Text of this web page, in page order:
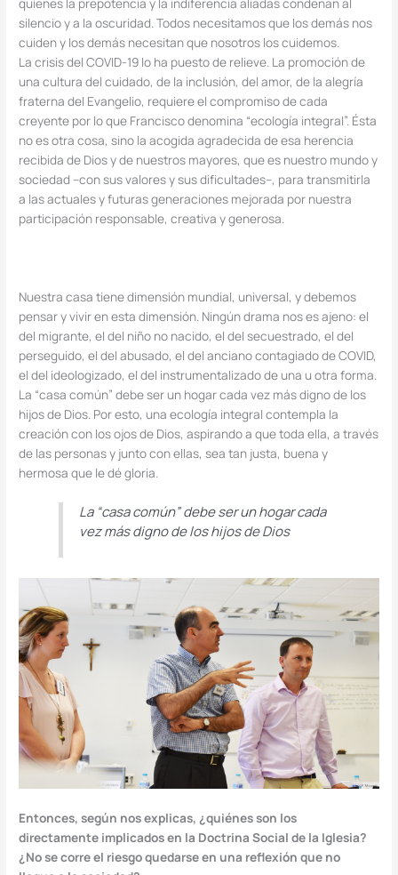
silencio y a la oscuridad. Todos necesitamos que los demás nos
cuiden y los demás necesitan que nosotros los cuidemos.
La crisis del COVID-19 lo ha puesto de relieve. La promoción de
una cultura del cuidado, de la inclusión, del amor, de la alegría
fraterna del Evangelio, requiere el compromiso de cada
creyente por lo que Francisco denomina “ecología integral”. Ésta
no es otra cosa, sino la acogida agradecida de esa herencia
recibida de Dios y de nuestros mayores, que es nuestro mundo y
sociedad –con sus valores y sus dificultades–, para transmitirla
a las actuales y futuras generaciones mejorada por nuestra
participación responsable, creativa y generosa.
Nuestra casa tiene dimensión mundial, universal, y debemos
pensar y vivir en esta dimensión. Ningún drama nos es ajeno: el
del migrante, el del niño no nacido, el del secuestrado, el del
perseguido, el del abusado, el del anciano contagiado de COVID,
el del ideologizado, el del instrumentalizado de una u otra forma.
La “casa común” debe ser un hogar cada vez más digno de los
hijos de Dios. Por esto, una ecología integral contempla la
creación con los ojos de Dios, aspirando a que toda ella, a través
de las personas y junto con ellas, sea tan justa, buena y
hermosa que le dé gloria.
La “casa común” debe ser un hogar cada
vez más digno de los hijos de Dios
Entonces, según nos explicas, ¿quiénes son los
directamente implicados en la Doctrina Social de la Iglesia?
¿No se corre el riesgo quedarse en una reflexión que no